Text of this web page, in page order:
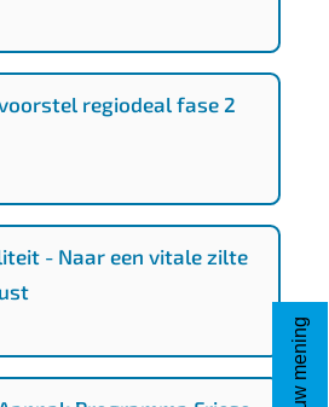
regiodeal fase 2
- Naar een vitale zilte